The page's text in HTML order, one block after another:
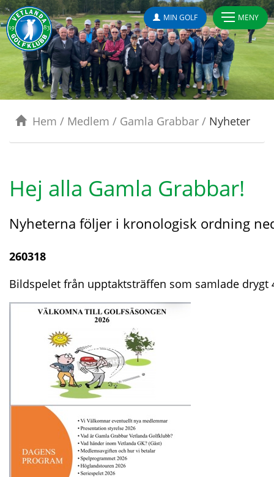
MIN GOLF MENY
Hem / Medlem / Gamla Grabbar / Nyheter
Hej alla Gamla Grabbar!
Nyheterna följer i kronologisk ordning
260318
Bildspelet från upptaktsträffen som samlade